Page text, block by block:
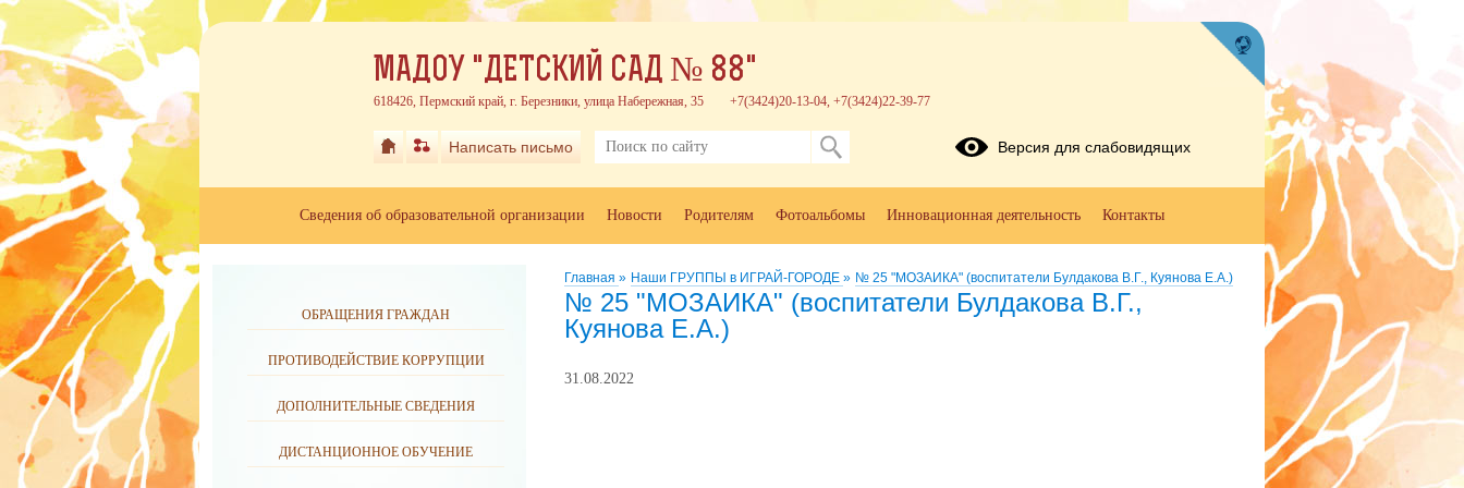
Главная » Наши ГРУППЫ в ИГРАЙ-ГОРОДЕ » № 25 "МОЗАИКА" (воспитатели Булдакова В.Г., Куянова Е.А.)
№ 25 "МОЗАИКА" (воспитатели Булдакова В.Г.,
Куянова Е.А.)
31.08.2022
ОБРАЩЕНИЯ ГРАЖДАН
ПРОТИВОДЕЙСТВИЕ КОРРУПЦИИ
ДОПОЛНИТЕЛЬНЫЕ СВЕДЕНИЯ
ДИСТАНЦИОННОЕ ОБУЧЕНИЕ
МАДОУ "ДЕТСКИЙ САД № 88"
618426, Пермский край, г. Березники, улица Набережная, 35 +7(3424)20-13-04, +7(3424)22-39-77
Написать письмо Версия для слабовидящих
Сведения об образовательной организации Новости Родителям Фотоальбомы Инновационная деятельность Контакты